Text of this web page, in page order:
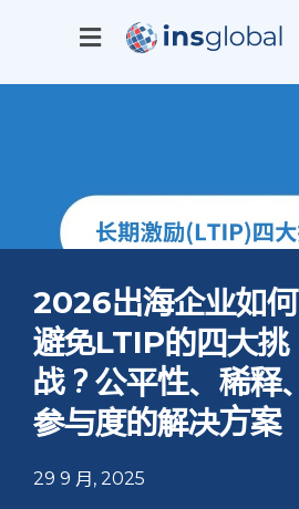
2026出海企业如何
避免LTIP的四大挑
战？公平性、稀释、
参与度的解决方案
29 9 月, 2025